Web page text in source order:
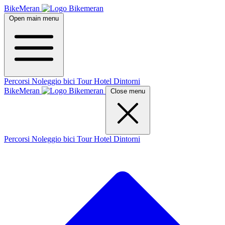
BikeMeran
Open main menu
Percorsi Noleggio bici TourHotel Dintorni
BikeMeran
Close menu
Percorsi Noleggio bici TourHotel Dintorni